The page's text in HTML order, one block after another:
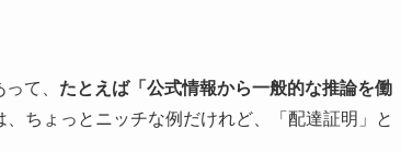
て、 たとえば「公式情報から一般的な推論を働
、ちょっとニッチな例だけれど、「配達証明」と